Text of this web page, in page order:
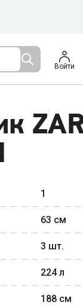
Войти
1
63 см
3 шт.
224 л
188 см